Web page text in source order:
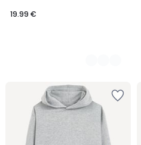
19.99 €